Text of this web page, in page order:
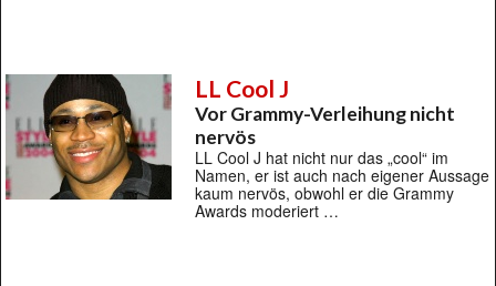
LL Cool J
Vor Grammy-Verleihung nicht
nervös
LL Cool J hat nicht nur das „cool“ im
Namen, er ist auch nach eigener Aussage
kaum nervös, obwohl er die Grammy
Awards moderiert …